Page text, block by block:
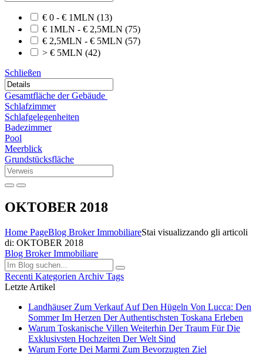
€ 0 - € 1MLN (13)
€ 1MLN - € 2,5MLN (75)
€ 2,5MLN - € 5MLN (57)
> € 5MLN (42)
Schließen
Gesamtfläche der Gebäude
Schlafzimmer
Schlafgelegenheiten
Badezimmer
Pool
Meerblick
Grundstücksfläche
OKTOBER 2018
Home PageBlog Broker ImmobiliareStai visualizzando gli articoli
di: OKTOBER 2018
Blog Broker Immobiliare
Recenti Kategorien Archiv Tags
Letzte Artikel
Landhäuser Zum Verkauf Auf Den Hügeln Von Lucca: Den
Sommer Im Herzen Der Authentischsten Toskana Erleben
Warum Toskanische Villen Weiterhin Der Traum Für Die
Exklusivsten Hochzeiten Der Welt Sind
Warum Forte Dei Marmi Zum Bevorzugten Ziel